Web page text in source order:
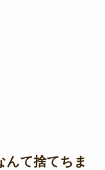
んて捨てちま